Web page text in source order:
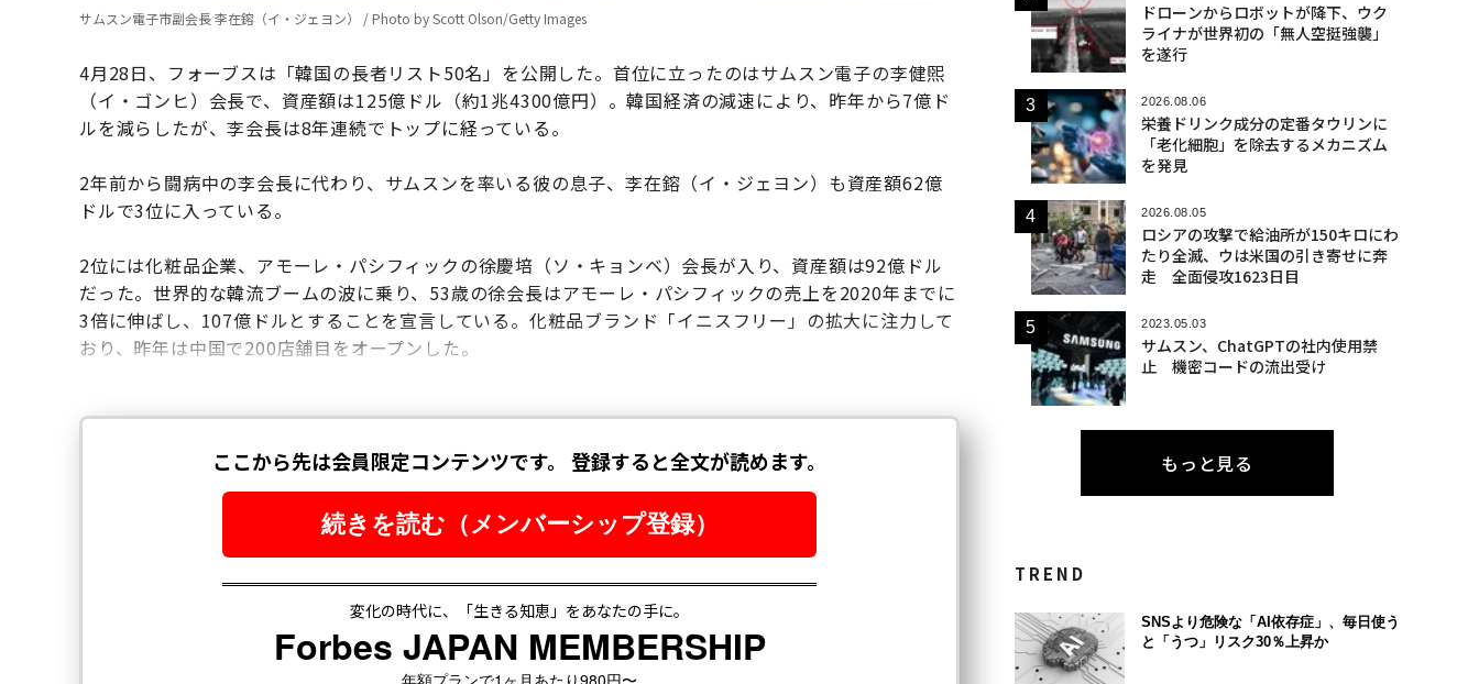
サムスン電子市副会長 李在鎔（イ・ジェヨン） / Photo by Scott Olson/Getty Images
4月28日、フォーブスは「韓国の長者リスト50名」を公開した。首位に立ったのはサムスン電子の李健煕
（イ・ゴンヒ）会長で、資産額は125億ドル（約1兆4300億円）。韓国経済の減速により、昨年から7億ド
ルを減らしたが、李会長は8年連続でトップに経っている。
2年前から闘病中の李会長に代わり、サムスンを率いる彼の息子、李在鎔（イ・ジェヨン）も資産額62億
ドルで3位に入っている。
2位には化粧品企業、アモーレ・パシフィックの徐慶培（ソ・キョンベ）会長が入り、資産額は92億ドル
だった。世界的な韓流ブームの波に乗り、53歳の徐会長はアモーレ・パシフィックの売上を2020年までに
3倍に伸ばし、107億ドルとすることを宣言している。化粧品ブランド「イニスフリー」の拡大に注力して
おり、昨年は中国で200店舗目をオープンした。
ドローンからロボットが降下、ウク
ライナが世界初の「無人空挺強襲」
を遂行
2026.08.06
栄養ドリンク成分の定番タウリンに
「老化細胞」を除去するメカニズム
を発見
2026.08.05
ロシアの攻撃で給油所が150キロにわ
たり全滅、ウは米国の引き寄せに奔
走 全面侵攻1623日目
2023.05.03
サムスン、ChatGPTの社内使用禁
止 機密コードの流出受け
もっと見る
TREND
SNSより危険な「AI依存症」、毎日使う
と「うつ」リスク30％上昇か